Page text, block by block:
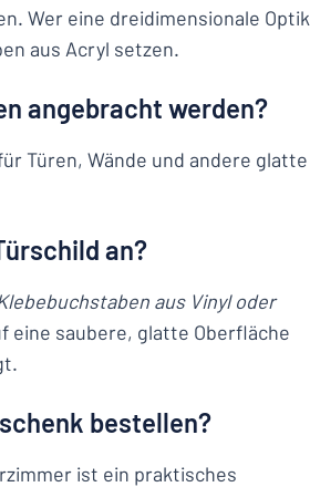
Wer eine dreidimensionale Optik
aus Acryl setzen.
angebracht werden?
Türen, Wände und andere glatte
an?
aus Vinyl oder
eine saubere, glatte Oberfläche
bestellen?
ist ein praktisches